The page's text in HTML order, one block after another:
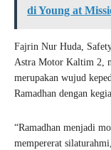
di Young at
Fajrin Nur Huda,
Astra Motor Kaltim 2,
merupakan wujud
Ramadhan dengan
“Ramadhan menjadi
mempererat